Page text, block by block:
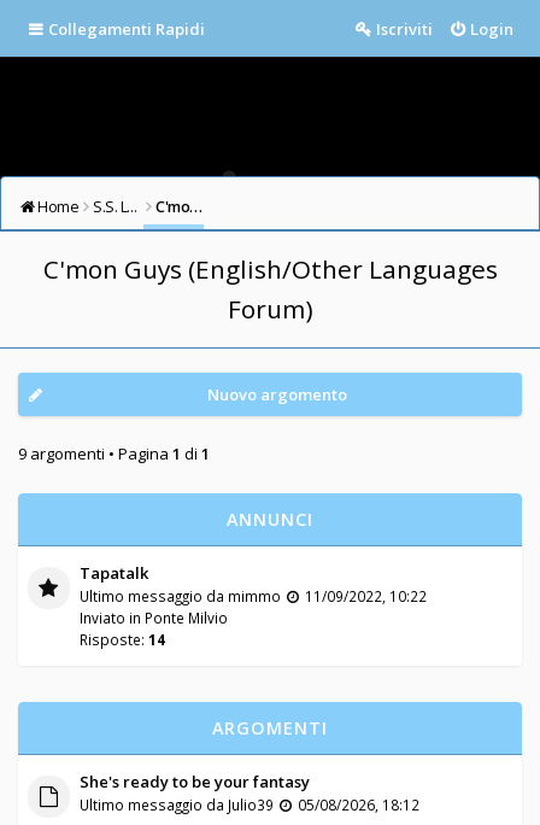
Collegamenti Rapidi Login
Iscriviti
Home S.S. LAZIO FORUM C'mon Guys (English/Other Languages Forum)
C'mon Guys (English/Other Languages
Forum)
Nuovo argomento
9 argomenti • Pagina 1 di 1
ANNUNCI
Tapatalk
Ultimo messaggio da mimmo
11/09/2022, 10:22
Inviato in Ponte Milvio
Risposte: 14
ARGOMENTI
She's ready to be your fantasy
Ultimo messaggio da Julio39 05/08/2026, 18:12